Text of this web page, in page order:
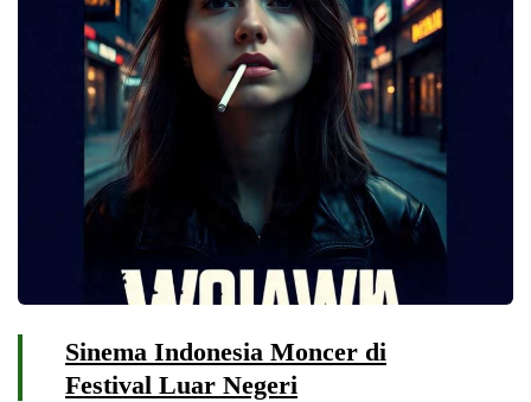
Sinema Indonesia Moncer di
Festival Luar Negeri